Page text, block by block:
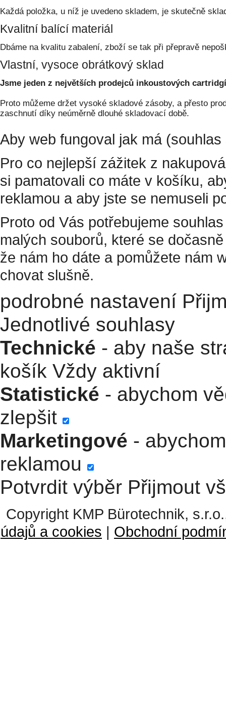
Každá položka, u níž je uvedeno skladem, je skutečně
Kvalitní balící materiál
Dbáme na kvalitu zabalení, zboží se tak při přepravě
Vlastní, vysoce obrátkový sklad
Jsme jeden z největších prodejců inkoustových
Proto můžeme držet vysoké skladové zásoby, a přesto
zaschnutí díky neúměrně dlouhé skladovací době.
Aby web fungoval jak má
Pro co nejlepší zážitek z
si pamatovali co máte v košíku,
reklamou a aby jste se nemuseli
Proto od Vás potřebujeme
malých souborů, které se
že nám ho dáte a pomůžete nám
chovat slušně.
podrobné nastavení
Jednotlivé souhlasy
Technické - aby naše
košík Vždy aktivní
Statistické - abychom
zlepšit
Marketingové -
reklamou
Potvrdit výběr Přijmout
Copyright KMP Bürotechnik,
údajů a cookies | Obchodní